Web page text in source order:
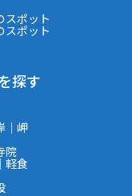
スポット
スポット
探す
｜岬
院
軽食